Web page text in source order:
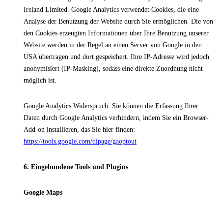
Ireland Limited. Google Analytics verwendet Cookies, die eine
Analyse der Benutzung der Website durch Sie ermöglichen. Die von
den Cookies erzeugten Informationen über Ihre Benutzung unserer
Website werden in der Regel an einen Server von Google in den
USA übertragen und dort gespeichert. Ihre IP-Adresse wird jedoch
anonymisiert (IP-Masking), sodass eine direkte Zuordnung nicht
möglich ist.
Google Analytics Widerspruch: Sie können die Erfassung Ihrer
Daten durch Google Analytics verhindern, indem Sie ein Browser-
Add-on installieren, das Sie hier finden:
https://tools.google.com/dlpage/gaoptout
6. Eingebundene Tools und Plugins
Google Maps